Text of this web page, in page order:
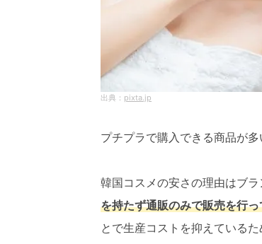
pixta.jp
プチプラで購入できる商品が
韓国コスメの安さの理由はブラ
を持たず通販のみで販売を行
とで生産コストを抑えている